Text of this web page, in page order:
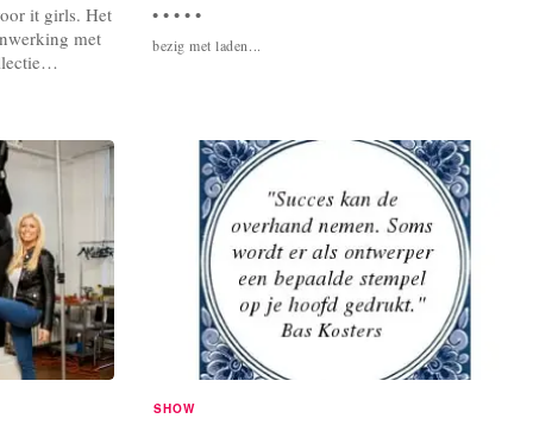
it girls. Het
met
een
voor
rol
• • • • •
bezig met laden...
SHOW